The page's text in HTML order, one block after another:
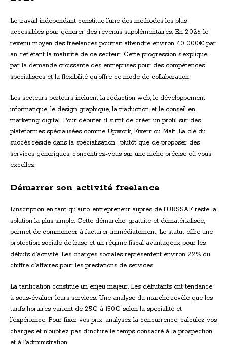
Le travail indépendant constitue l’une des méthodes les plus
accessibles pour générer des revenus supplémentaires. En 2026, le
revenu moyen des freelances pourrait atteindre environ 40 000€ par
an, reflétant la maturité de ce secteur. Cette progression s’explique
par la demande croissante des entreprises pour des compétences
spécialisées et la flexibilité qu’offre ce mode de collaboration.
Les secteurs porteurs incluent la rédaction web, le développement
informatique, le design graphique, la traduction et le conseil en
marketing digital. Pour débuter, il suffit de créer un profil sur des
plateformes spécialisées comme Upwork, Fiverr ou Malt. La clé du
succès réside dans la spécialisation : plutôt que de proposer des
services génériques, concentrez-vous sur une niche précise où vous
excellez.
Démarrer son activité freelance
L’inscription en tant qu’auto-entrepreneur auprès de l’URSSAF reste la
solution la plus simple. Cette démarche, gratuite et dématérialisée,
permet de commencer à facturer immédiatement. Le statut offre une
protection sociale de base et un régime fiscal avantageux pour les
débuts d’activité. Les charges sociales représentent environ 22% du
chiffre d’affaires pour les prestations de services.
La tarification constitue un enjeu majeur. Les débutants ont tendance
à sous-évaluer leurs services. Une analyse du marché révèle que les
tarifs horaires varient de 25€ à 150€ selon la spécialité et
l’expérience. Pour fixer vos prix, analysez la concurrence, calculez vos
charges et n’oubliez pas d’inclure le temps consacré à la prospection
et à l’administration.